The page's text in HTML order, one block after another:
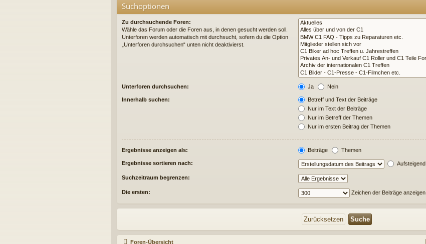
Suchoptionen
Zu durchsuchende Foren:
Wähle das Forum oder die Foren aus, in denen gesucht werden soll.
Unterforen werden automatisch mit durchsucht, sofern du die Option
„Unterforen durchsuchen“ unten nicht deaktivierst.
Unterforen durchsuchen: Ja Nein
Innerhalb suchen:
Betreff und Text der Beiträge
Nur im Text der Beiträge
Nur im Betreff der Themen
Nur im ersten Beitrag der Themen
Ergebnisse anzeigen als: Beiträge Themen
Ergebnisse sortieren nach: Aufsteigend
Suchzeitraum begrenzen:
Die ersten: Zeichen der Beiträge anzeigen
Foren-Übersicht